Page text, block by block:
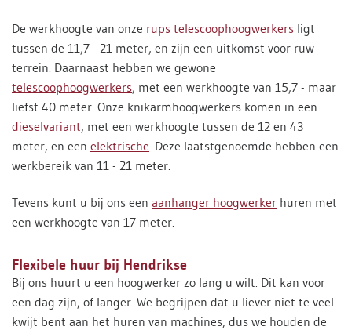
De werkhoogte van onze rups telescoophoogwerkers ligt
tussen de 11,7 - 21 meter, en zijn een uitkomst voor ruw
terrein. Daarnaast hebben we gewone
telescoophoogwerkers, met een werkhoogte van 15,7 - maar
liefst 40 meter. Onze knikarmhoogwerkers komen in een
dieselvariant, met een werkhoogte tussen de 12 en 43
meter, en een elektrische. Deze laatstgenoemde hebben een
werkbereik van 11 - 21 meter.
Tevens kunt u bij ons een aanhanger hoogwerker huren met
een werkhoogte van 17 meter.
Flexibele huur bij Hendrikse
Bij ons huurt u een hoogwerker zo lang u wilt. Dit kan voor
een dag zijn, of langer. We begrijpen dat u liever niet te veel
kwijt bent aan het huren van machines, dus we houden de